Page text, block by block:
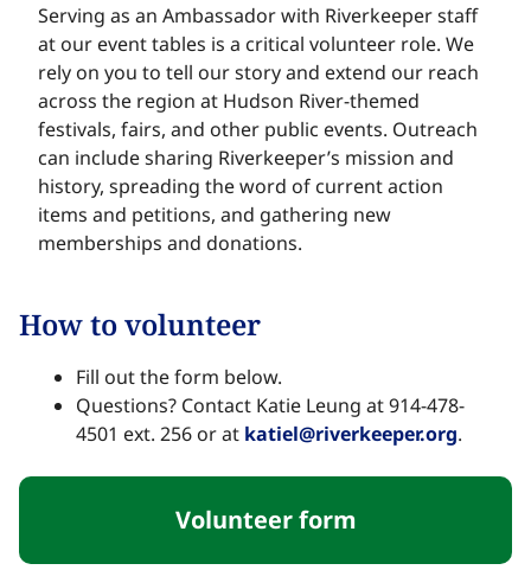
Serving as an Ambassador with Riverkeeper staff
at our event tables is a critical volunteer role. We
rely on you to tell our story and extend our reach
across the region at Hudson River-themed
festivals, fairs, and other public events. Outreach
can include sharing Riverkeeper’s mission and
history, spreading the word of current action
items and petitions, and gathering new
memberships and donations.​​​​‌ ‍ ​‍​‍‌‍ ‌ ​‍‌‍‍‌‌‍‌ ‌‍‍‌‌‍ ‍​‍​‍​ ‍‍​‍​‍‌ ​ ‌‍​‌‌‍ ‍‌‍‍‌‌ ‌​‌ ‍‌​‍ ‍‌‍‍‌‌‍ ​‍​‍​‍ ​​‍​‍‌‍‍​‌ ​‍‌‍‌‌‌‍‌‍​‍​‍​ ‍‍​‍​‍‌‍‍​‌ ‌​‌ ‌​‌ ​​‌ ​ ​ ‍‍​‍ ​‍ ‌‍​ ‌‍ ‌‌ ​ ​‍ ‍‌‍ ‌‌‍​‌‌‍‍‌‌‍ ‍​‍ ‍​ ​‍​ ​​​ ​‍​ ‌​‌ ​‍‌‍‌‌‌‍‌​‌‍‌‌‌ ​ ‌‍‍‌‌‍‌ ‌‍ ‍​‍ ‍‌ ​‍‌‍‍‌‌ ‌‍‌‍‌‌‌ ​‍‌‍‍ ‌‍‌‌‌‍‌‌‌ ​​‌‍‌‌‌ ​‍​‍ ‍‌‍ ‌ ​‍‌‍‌ ​‍ ‌‍‍‌‌‍ ‍‌ ‌​‌‍‌‌‌‍ ‍‌ ‌​​‍ ‌‍‌‌‌‍‌​‌‍‍‌‌ ‌​​‍ ‌‍ ‌‌‍ ‌‍‌​‌‍‌‌​ ‌‌ ​​‌ ​‍‌‍‌‌‌ ​ ‌‍‌‌‌‍ ‍‌ ‌​‌‍​‌‌ ‌​‌‍‍‌‌‍ ‌‍ ‍​ ‍ ‌‍‍‌‌‍‌​​ ‌‌‍​ ​ ‌ ‌‍​‍​ ​​‌‍‌‍​ ​​​ ‍​‌‍‌‌​‍ ‌‌‍​‌​ ‍‌‌‍‌‌​ ‍​​‍ ‌​ ‌​​ ‍‌​ ‌‍​ ​‍​‍ ‌​ ‍‌​ ‌‌‌‍‌‍‌‍​‌​‍ ‌​ ‍​​ ‌‌​ ​ ​ ‌‍​ ‍‌​ ‌‍​ ‌‌‌‍​‌‌‍‌‌​ ​‍‌‍​‍‌‍​‌​ ‍ ‌ ‌​‌ ‍‌‌ ​​‌‍‌‌​ ‌‌ ‌‍‌‍ ‌‍ ​‌ ‌‌‌‍ ‍‌ ‌​‌‍‌‌‌‍‌‌‌ ​‍‌​‍‌‌ ‌​‌‍‌‌‌‍ ‌​ ‍ ‌ ​​‌‍​‌‌ ‌​‌‍‍​​ ‌‌‍​ ‌‍ ‌‍ ‍‌ ‌​‌‍‌‌‌‍ ‍‌ ‌​​‍‌‌​ ‌‌‌​​‍‌‌ ‌‍‍ ‌‍‌‌‌ ‍‌​‍‌‌​ ​ ‌​‌​​‍‌‌​ ​ ‌​‌​​‍‌‌​ ​‍​ ​‍​ ‍‌‌‍‌‌‌‍​ ‌‍​‌‌‍​‍‌‍‌‌​ ​‍​ ‌‌‌‍​‌​ ‌‌‌‍​‍‌‍‌‍​‍‌‌​ ​‍​ ​‍​‍‌‌​ ‌‌‌​‌​​‍ ‍‌‍​ ‌‍‍​‌‍‍‌‌‍ ​‌‍‌​‌ ​‍‌‍‌‌‌‍ ‍​‍‌‌​ ‌‌‌​​‍‌‌ ‌‍‍ ‌‍‌‌‌ ‍‌​‍‌‌​ ​ ‌​‌​​‍‌‌​ ​ ‌​‌​​‍‌‌​ ​‍​ ​‍​ ​‌​ ‌‌​ ‌‌​ ‌​‌‍‌​‌‍​ ​ ‌‍‌‍‌‌‌‍​ ​ ​‌​ ‍‌​ ‍​​ ​​​‍‌‌​ ​‍​ ​‍​‍‌‌​ ‌‌‌​‌​​‍ ‍‌ ‌​‌‍‌‌‌ ‍​‌ ‌​​ ‌‍​‍‌‍​‌‌ ​ ‌‍‌‌‌‌‌‌‌ ​‍‌‍ ​​ ‌‌‍‍​‌ ‌​‌ ‌​‌ ​​‌ ​ ​‍‌‌​ ​ ‌​​‌​‍‌‌​ ​‍‌​‌‍​‍‌‌​ ​‍‌​‌‍‌‍​ ‌‍ ‌‌ ​ ​‍ ‍‌‍ ‌‌‍​‌‌‍‍‌‌‍ ‍​‍ ‍​ ​‍​ ​​​ ​‍​ ‌​‌ ​‍‌‍‌‌‌‍‌​‌‍‌‌‌ ​ ‌‍‍‌‌‍‌ ‌‍ ‍​‍ ‍‌ ​‍‌‍‍‌‌ ‌‍‌‍‌‌‌ ​‍‌‍‍ ‌‍‌‌‌‍‌‌‌ ​​‌‍‌‌‌ ​‍​‍ ‍‌‍ ‌ ​‍‌‍‌ ​‍‌‍‌‍‍‌‌‍‌​​ ‌‌‍​ ​ ‌ ‌‍​‍​ ​​‌‍‌‍​ ​​​ ‍​‌‍‌‌​‍ ‌‌‍​‌​ ‍‌‌‍‌‌​ ‍​​‍ ‌​ ‌​​ ‍‌​ ‌‍​ ​‍​‍ ‌​ ‍‌​ ‌‌‌‍‌‍‌‍​‌​‍ ‌​ ‍​​ ‌‌​ ​ ​ ‌‍​ ‍‌​ ‌‍​ ‌‌‌‍​‌‌‍‌‌​ ​‍‌‍​‍‌‍​‌​‍‌‍‌ ‌​‌ ‍‌‌ ​​‌‍‌‌​ ‌‌ ‌‍‌‍ ‌‍ ​‌ ‌‌‌‍ ‍‌ ‌​‌‍‌‌‌‍‌‌‌ ​‍‌​‍‌‌ ‌​‌‍‌‌‌‍ ‌​‍‌‍‌ ​​‌‍​‌‌ ‌​‌‍‍​​ ‌‌‍​ ‌‍ ‌‍ ‍‌ ‌​‌‍‌‌‌‍ ‍‌ ‌​​‍‌‌​ ‌‌‌​​‍‌‌ ‌‍‍ ‌‍‌‌‌ ‍‌​‍‌‌​ ​ ‌​‌​​‍‌‌​ ​ ‌​‌​​‍‌‌​ ​‍​ ​‍​ ‍‌‌‍‌‌‌‍​ ‌‍​‌‌‍​‍‌‍‌‌​ ​‍​ ‌‌‌‍​‌​ ‌‌‌‍​‍‌‍‌‍​‍‌‌​ ​‍​ ​‍​‍‌‌​ ‌‌‌​‌​​‍ ‍‌‍​ ‌‍‍​‌‍‍‌‌‍ ​‌‍‌​‌ ​‍‌‍‌‌‌‍ ‍​‍‌‌​ ‌‌‌​​‍‌‌ ‌‍‍ ‌‍‌‌‌ ‍‌​‍‌‌​ ​ ‌​‌​​‍‌‌​ ​ ‌​‌​​‍‌‌​ ​‍​ ​‍​ ​‌​ ‌‌​ ‌‌​ ‌​‌‍‌​‌‍​ ​ ‌‍‌‍‌‌‌‍​ ​ ​‌​ ‍‌​ ‍​​ ​​​‍‌‌​ ​‍​ ​‍​‍‌‌​ ‌‌‌​‌​​‍ ‍‌ ‌​‌‍‌‌‌ ‍​‌ ‌​​‍‌‍‌ ​​‌‍‌‌‌ ​‍‌ ​ ‌ ​​‌‍‌‌‌‍​ ‌ ‌​‌‍‍‌‌ ‌‍‌‍‌‌​ ‌‌ ​​‌ ‌‌‌‍​‍‌‍ ​‌‍‍‌‌ ​ ‌‍‍​‌‍‌‌‌‍‌​​‍​‍‌ ‌
How to volunteer​​​​‌ ‍ ​‍​‍‌‍ ‌ ​‍‌‍‍‌‌‍‌ ‌‍‍‌‌‍ ‍​‍​‍​ ‍‍​‍​‍‌ ​ ‌‍​‌‌‍ ‍‌‍‍‌‌ ‌​‌ ‍‌​‍ ‍‌‍‍‌‌‍ ​‍​‍​‍ ​​‍​‍‌‍‍​‌ ​‍‌‍‌‌‌‍‌‍​‍​‍​ ‍‍​‍​‍‌‍‍​‌ ‌​‌ ‌​‌ ​​‌ ​ ​ ‍‍​‍ ​‍ ‌‍​ ‌‍ ‌‌ ​ ​‍ ‍‌‍ ‌‌‍​‌‌‍‍‌‌‍ ‍​‍ ‍​ ​‍​ ​​​ ​‍​ ‌​‌ ​‍‌‍‌‌‌‍‌​‌‍‌‌‌ ​ ‌‍‍‌‌‍‌ ‌‍ ‍​‍ ‍‌ ​‍‌‍‍‌‌ ‌‍‌‍‌‌‌ ​‍‌‍‍ ‌‍‌‌‌‍‌‌‌ ​​‌‍‌‌‌ ​‍​‍ ‍‌‍ ‌ ​‍‌‍‌ ​‍ ‌‍‍‌‌‍ ‍‌ ‌​‌‍‌‌‌‍ ‍‌ ‌​​‍ ‌‍‌‌‌‍‌​‌‍‍‌‌ ‌​​‍ ‌‍ ‌‌‍ ‌‍‌​‌‍‌‌​ ‌‌ ​​‌ ​‍‌‍‌‌‌ ​ ‌‍‌‌‌‍ ‍‌ ‌​‌‍​‌‌ ‌​‌‍‍‌‌‍ ‌‍ ‍​ ‍ ‌‍‍‌‌‍‌​​ ‌‌‍​ ​ ‌ ‌‍​‍​ ​​‌‍‌‍​ ​​​ ‍​‌‍‌‌​‍ ‌‌‍​‌​ ‍‌‌‍‌‌​ ‍​​‍ ‌​ ‌​​ ‍‌​ ‌‍​ ​‍​‍ ‌​ ‍‌​ ‌‌‌‍‌‍‌‍​‌​‍ ‌​ ‍​​ ‌‌​ ​ ​ ‌‍​ ‍‌​ ‌‍​ ‌‌‌‍​‌‌‍‌‌​ ​‍‌‍​‍‌‍​‌​ ‍ ‌ ‌​‌ ‍‌‌ ​​‌‍‌‌​ ‌‌ ‌‍‌‍ ‌‍ ​‌ ‌‌‌‍ ‍‌ ‌​‌‍‌‌‌‍‌‌‌ ​‍‌​‍‌‌ ‌​‌‍‌‌‌‍ ‌​ ‍ ‌ ​​‌‍​‌‌ ‌​‌‍‍​​ ‌‌ ​ ‌‍‍‌‌‍‌​‌‍‌‌‌‍​‍‌‍​‌‌ ​‍​‍ ‍‌ ‌​‌‍‍‌‌ ‌​‌‍ ​‌‍‌‌​ ‌‍​‍‌‍​‌‌ ​ ‌‍‌‌‌‌‌‌‌ ​‍‌‍ ​​ ‌‌‍‍​‌ ‌​‌ ‌​‌ ​​‌ ​ ​‍‌‌​ ​ ‌​​‌​‍‌‌​ ​‍‌​‌‍​‍‌‌​ ​‍‌​‌‍‌‍​ ‌‍ ‌‌ ​ ​‍ ‍‌‍ ‌‌‍​‌‌‍‍‌‌‍ ‍​‍ ‍​ ​‍​ ​​​ ​‍​ ‌​‌ ​‍‌‍‌‌‌‍‌​‌‍‌‌‌ ​ ‌‍‍‌‌‍‌ ‌‍ ‍​‍ ‍‌ ​‍‌‍‍‌‌ ‌‍‌‍‌‌‌ ​‍‌‍‍ ‌‍‌‌‌‍‌‌‌ ​​‌‍‌‌‌ ​‍​‍ ‍‌‍ ‌ ​‍‌‍‌ ​‍‌‍‌‍‍‌‌‍‌​​ ‌‌‍​ ​ ‌ ‌‍​‍​ ​​‌‍‌‍​ ​​​ ‍​‌‍‌‌​‍ ‌‌‍​‌​ ‍‌‌‍‌‌​ ‍​​‍ ‌​ ‌​​ ‍‌​ ‌‍​ ​‍​‍ ‌​ ‍‌​ ‌‌‌‍‌‍‌‍​‌​‍ ‌​ ‍​​ ‌‌​ ​ ​ ‌‍​ ‍‌​ ‌‍​ ‌‌‌‍​‌‌‍‌‌​ ​‍‌‍​‍‌‍​‌​‍‌‍‌ ‌​‌ ‍‌‌ ​​‌‍‌‌​ ‌‌ ‌‍‌‍ ‌‍ ​‌ ‌‌‌‍ ‍‌ ‌​‌‍‌‌‌‍‌‌‌ ​‍‌​‍‌‌ ‌​‌‍‌‌‌‍ ‌​‍‌‍‌ ​​‌‍​‌‌ ‌​‌‍‍​​ ‌‌ ​ ‌‍‍‌‌‍‌​‌‍‌‌‌‍​‍‌‍​‌‌ ​‍​‍ ‍‌ ‌​‌‍‍‌‌ ‌​‌‍ ​‌‍‌‌​‍‌‍‌ ​​‌‍‌‌‌ ​‍‌ ​ ‌ ​​‌‍‌‌‌‍​ ‌ ‌​‌‍‍‌‌ ‌‍‌‍‌‌​ ‌‌ ​​‌ ‌‌‌‍​‍‌‍ ​‌‍‍‌‌ ​ ‌‍‍​‌‍‌‌‌‍‌​​‍​‍‌ ‌
Fill out the form below.​​​​‌ ‍ ​‍​‍‌‍ ‌ ​‍‌‍‍‌‌‍‌ ‌‍‍‌‌‍ ‍​‍​‍​ ‍‍​‍​‍‌ ​ ‌‍​‌‌‍ ‍‌‍‍‌‌ ‌​‌ ‍‌​‍ ‍‌‍‍‌‌‍ ​‍​‍​‍ ​​‍​‍‌‍‍​‌ ​‍‌‍‌‌‌‍‌‍​‍​‍​ ‍‍​‍​‍‌‍‍​‌ ‌​‌ ‌​‌ ​​‌ ​ ​ ‍‍​‍ ​‍ ‌‍​ ‌‍ ‌‌ ​ ​‍ ‍‌‍ ‌‌‍​‌‌‍‍‌‌‍ ‍​‍ ‍​ ​‍​ ​​​ ​‍​ ‌​‌ ​‍‌‍‌‌‌‍‌​‌‍‌‌‌ ​ ‌‍‍‌‌‍‌ ‌‍ ‍​‍ ‍‌ ​‍‌‍‍‌‌ ‌‍‌‍‌‌‌ ​‍‌‍‍ ‌‍‌‌‌‍‌‌‌ ​​‌‍‌‌‌ ​‍​‍ ‍‌‍ ‌ ​‍‌‍‌ ​‍ ‌‍‍‌‌‍ ‍‌ ‌​‌‍‌‌‌‍ ‍‌ ‌​​‍ ‌‍‌‌‌‍‌​‌‍‍‌‌ ‌​​‍ ‌‍ ‌‌‍ ‌‍‌​‌‍‌‌​ ‌‌ ​​‌ ​‍‌‍‌‌‌ ​ ‌‍‌‌‌‍ ‍‌ ‌​‌‍​‌‌ ‌​‌‍‍‌‌‍ ‌‍ ‍​ ‍ ‌‍‍‌‌‍‌​​ ‌‌‍​ ​ ‌ ‌‍​‍​ ​​‌‍‌‍​ ​​​ ‍​‌‍‌‌​‍ ‌‌‍​‌​ ‍‌‌‍‌‌​ ‍​​‍ ‌​ ‌​​ ‍‌​ ‌‍​ ​‍​‍ ‌​ ‍‌​ ‌‌‌‍‌‍‌‍​‌​‍ ‌​ ‍​​ ‌‌​ ​ ​ ‌‍​ ‍‌​ ‌‍​ ‌‌‌‍​‌‌‍‌‌​ ​‍‌‍​‍‌‍​‌​ ‍ ‌ ‌​‌ ‍‌‌ ​​‌‍‌‌​ ‌‌ ‌‍‌‍ ‌‍ ​‌ ‌‌‌‍ ‍‌ ‌​‌‍‌‌‌‍‌‌‌ ​‍‌​‍‌‌ ‌​‌‍‌‌‌‍ ‌​ ‍ ‌ ​​‌‍​‌‌ ‌​‌‍‍​​ ‌‌ ​ ‌‍‍‌‌‍‌​‌‍‌‌‌‍​‍‌‍​‌‌ ​‍​‍ ‍‌‍​ ‌‍ ‌‍ ‍‌ ‌​‌‍‌‌‌‍ ‍‌ ‌​​‍‌‌​ ‌‌‌​​‍‌‌ ‌‍‍ ‌‍‌‌‌ ‍‌​‍‌‌​ ​ ‌​‌​​‍‌‌​ ​ ‌​‌​​‍‌‌​ ​‍​ ​‍‌‍‌‌​ ​‌​ ​​​ ‌ ​ ‌ ​ ​ ​ ​ ​ ‌‍​ ‍‌‌‍​‍‌‍​‌​ ​‍​‍‌‌​ ​‍​ ​‍​‍‌‌​ ‌‌‌​‌​​‍ ‍‌‍​ ‌‍‍​‌‍‍‌‌‍ ​‌‍‌​‌ ​‍‌‍‌‌‌‍ ‍​‍‌‌​ ‌‌‌​​‍‌‌ ‌‍‍ ‌‍‌‌‌ ‍‌​‍‌‌​ ​ ‌​‌​​‍‌‌​ ​ ‌​‌​​‍‌‌​ ​‍​ ​‍‌‍‌‌​ ‍‌​ ‌‌​ ‍​‌‍‌​​ ​‌​ ​‌​ ‌​​ ‍‌​ ‍​​ ‌ ​ ​‍​ ​​​‍‌‌​ ​‍​ ​‍​‍‌‌​ ‌‌‌​‌​​‍ ‍‌ ‌​‌‍‌‌‌ ‍​‌ ‌​​ ‌‍​‍‌‍​‌‌ ​ ‌‍‌‌‌‌‌‌‌ ​‍‌‍ ​​ ‌‌‍‍​‌ ‌​‌ ‌​‌ ​​‌ ​ ​‍‌‌​ ​ ‌​​‌​‍‌‌​ ​‍‌​‌‍​‍‌‌​ ​‍‌​‌‍‌‍​ ‌‍ ‌‌ ​ ​‍ ‍‌‍ ‌‌‍​‌‌‍‍‌‌‍ ‍​‍ ‍​ ​‍​ ​​​ ​‍​ ‌​‌ ​‍‌‍‌‌‌‍‌​‌‍‌‌‌ ​ ‌‍‍‌‌‍‌ ‌‍ ‍​‍ ‍‌ ​‍‌‍‍‌‌ ‌‍‌‍‌‌‌ ​‍‌‍‍ ‌‍‌‌‌‍‌‌‌ ​​‌‍‌‌‌ ​‍​‍ ‍‌‍ ‌ ​‍‌‍‌ ​‍‌‍‌‍‍‌‌‍‌​​ ‌‌‍​ ​ ‌ ‌‍​‍​ ​​‌‍‌‍​ ​​​ ‍​‌‍‌‌​‍ ‌‌‍​‌​ ‍‌‌‍‌‌​ ‍​​‍ ‌​ ‌​​ ‍‌​ ‌‍​ ​‍​‍ ‌​ ‍‌​ ‌‌‌‍‌‍‌‍​‌​‍ ‌​ ‍​​ ‌‌​ ​ ​ ‌‍​ ‍‌​ ‌‍​ ‌‌‌‍​‌‌‍‌‌​ ​‍‌‍​‍‌‍​‌​‍‌‍‌ ‌​‌ ‍‌‌ ​​‌‍‌‌​ ‌‌ ‌‍‌‍ ‌‍ ​‌ ‌‌‌‍ ‍‌ ‌​‌‍‌‌‌‍‌‌‌ ​‍‌​‍‌‌ ‌​‌‍‌‌‌‍ ‌​‍‌‍‌ ​​‌‍​‌‌ ‌​‌‍‍​​ ‌‌ ​ ‌‍‍‌‌‍‌​‌‍‌‌‌‍​‍‌‍​‌‌ ​‍​‍ ‍‌‍​ ‌‍ ‌‍ ‍‌ ‌​‌‍‌‌‌‍ ‍‌ ‌​​‍‌‌​ ‌‌‌​​‍‌‌ ‌‍‍ ‌‍‌‌‌ ‍‌​‍‌‌​ ​ ‌​‌​​‍‌‌​ ​ ‌​‌​​‍‌‌​ ​‍​ ​‍‌‍‌‌​ ​‌​ ​​​ ‌ ​ ‌ ​ ​ ​ ​ ​ ‌‍​ ‍‌‌‍​‍‌‍​‌​ ​‍​‍‌‌​ ​‍​ ​‍​‍‌‌​ ‌‌‌​‌​​‍ ‍‌‍​ ‌‍‍​‌‍‍‌‌‍ ​‌‍‌​‌ ​‍‌‍‌‌‌‍ ‍​‍‌‌​ ‌‌‌​​‍‌‌ ‌‍‍ ‌‍‌‌‌ ‍‌​‍‌‌​ ​ ‌​‌​​‍‌‌​ ​ ‌​‌​​‍‌‌​ ​‍​ ​‍‌‍‌‌​ ‍‌​ ‌‌​ ‍​‌‍‌​​ ​‌​ ​‌​ ‌​​ ‍‌​ ‍​​ ‌ ​ ​‍​ ​​​‍‌‌​ ​‍​ ​‍​‍‌‌​ ‌‌‌​‌​​‍ ‍‌ ‌​‌‍‌‌‌ ‍​‌ ‌​​‍‌‍‌ ​​‌‍‌‌‌ ​‍‌ ​ ‌ ​​‌‍‌‌‌‍​ ‌ ‌​‌‍‍‌‌ ‌‍‌‍‌‌​ ‌‌ ​​‌ ‌‌‌‍​‍‌‍ ​‌‍‍‌‌ ​ ‌‍‍​‌‍‌‌‌‍‌​​‍​‍‌ ‌
Questions? Contact Katie Leung at 914-478-
4501 ext. 256 or at ​​​​‌ ‍ ​‍​‍‌‍ ‌ ​‍‌‍‍‌‌‍‌ ‌‍‍‌‌‍ ‍​‍​‍​ ‍‍​‍​‍‌ ​ ‌‍​‌‌‍ ‍‌‍‍‌‌ ‌​‌ ‍‌​‍ ‍‌‍‍‌‌‍ ​‍​‍​‍ ​​‍​‍‌‍‍​‌ ​‍‌‍‌‌‌‍‌‍​‍​‍​ ‍‍​‍​‍‌‍‍​‌ ‌​‌ ‌​‌ ​​‌ ​ ​ ‍‍​‍ ​‍ ‌‍​ ‌‍ ‌‌ ​ ​‍ ‍‌‍ ‌‌‍​‌‌‍‍‌‌‍ ‍​‍ ‍​ ​‍​ ​​​ ​‍​ ‌​‌ ​‍‌‍‌‌‌‍‌​‌‍‌‌‌ ​ ‌‍‍‌‌‍‌ ‌‍ ‍​‍ ‍‌ ​‍‌‍‍‌‌ ‌‍‌‍‌‌‌ ​‍‌‍‍ ‌‍‌‌‌‍‌‌‌ ​​‌‍‌‌‌ ​‍​‍ ‍‌‍ ‌ ​‍‌‍‌ ​‍ ‌‍‍‌‌‍ ‍‌ ‌​‌‍‌‌‌‍ ‍‌ ‌​​‍ ‌‍‌‌‌‍‌​‌‍‍‌‌ ‌​​‍ ‌‍ ‌‌‍ ‌‍‌​‌‍‌‌​ ‌‌ ​​‌ ​‍‌‍‌‌‌ ​ ‌‍‌‌‌‍ ‍‌ ‌​‌‍​‌‌ ‌​‌‍‍‌‌‍ ‌‍ ‍​ ‍ ‌‍‍‌‌‍‌​​ ‌‌‍​ ​ ‌ ‌‍​‍​ ​​‌‍‌‍​ ​​​ ‍​‌‍‌‌​‍ ‌‌‍​‌​ ‍‌‌‍‌‌​ ‍​​‍ ‌​ ‌​​ ‍‌​ ‌‍​ ​‍​‍ ‌​ ‍‌​ ‌‌‌‍‌‍‌‍​‌​‍ ‌​ ‍​​ ‌‌​ ​ ​ ‌‍​ ‍‌​ ‌‍​ ‌‌‌‍​‌‌‍‌‌​ ​‍‌‍​‍‌‍​‌​ ‍ ‌ ‌​‌ ‍‌‌ ​​‌‍‌‌​ ‌‌ ‌‍‌‍ ‌‍ ​‌ ‌‌‌‍ ‍‌ ‌​‌‍‌‌‌‍‌‌‌ ​‍‌​‍‌‌ ‌​‌‍‌‌‌‍ ‌​ ‍ ‌ ​​‌‍​‌‌ ‌​‌‍‍​​ ‌‌ ​ ‌‍‍‌‌‍‌​‌‍‌‌‌‍​‍‌‍​‌‌ ​‍​‍ ‍‌‍​ ‌‍ ‌‍ ‍‌ ‌​‌‍‌‌‌‍ ‍‌ ‌​​‍‌‌​ ‌‌‌​​‍‌‌ ‌‍‍ ‌‍‌‌‌ ‍‌​‍‌‌​ ​ ‌​‌​​‍‌‌​ ​ ‌​‌​​‍‌‌​ ​‍​ ​‍‌‍‌​‌‍​‍‌‍​‌​ ‌‌​ ‍‌​ ​ ‌‍‌​‌‍​ ‌‍‌‍​ ​‌​ ​‌​ ‍‌​‍‌‌​ ​‍​ ​‍​‍‌‌​ ‌‌‌​‌​​‍ ‍‌‍​ ‌‍‍​‌‍‍‌‌‍ ​‌‍‌​‌ ​‍‌‍‌‌‌‍ ‍​‍‌‌​ ‌‌‌​​‍‌‌ ‌‍‍ ‌‍‌‌‌ ‍‌​‍‌‌​ ​ ‌​‌​​‍‌‌​ ​ ‌​‌​​‍‌‌​ ​‍​ ​‍​ ​‍‌‍‌‍​ ‍​​ ​‍‌‍​‍​ ​ ‌‍​ ​ ​‍​ ​‍‌‍‌‍​ ​​​ ‌ ​ ​​​‍‌‌​ ​‍​ ​‍​‍‌‌​ ‌‌‌​‌​​‍ ‍‌ ‌​‌‍‌‌‌ ‍​‌ ‌​​ ‌‍​‍‌‍​‌‌ ​ ‌‍‌‌‌‌‌‌‌ ​‍‌‍ ​​ ‌‌‍‍​‌ ‌​‌ ‌​‌ ​​‌ ​ ​‍‌‌​ ​ ‌​​‌​‍‌‌​ ​‍‌​‌‍​‍‌‌​ ​‍‌​‌‍‌‍​ ‌‍ ‌‌ ​ ​‍ ‍‌‍ ‌‌‍​‌‌‍‍‌‌‍ ‍​‍ ‍​ ​‍​ ​​​ ​‍​ ‌​‌ ​‍‌‍‌‌‌‍‌​‌‍‌‌‌ ​ ‌‍‍‌‌‍‌ ‌‍ ‍​‍ ‍‌ ​‍‌‍‍‌‌ ‌‍‌‍‌‌‌ ​‍‌‍‍ ‌‍‌‌‌‍‌‌‌ ​​‌‍‌‌‌ ​‍​‍ ‍‌‍ ‌ ​‍‌‍‌ ​‍‌‍‌‍‍‌‌‍‌​​ ‌‌‍​ ​ ‌ ‌‍​‍​ ​​‌‍‌‍​ ​​​ ‍​‌‍‌‌​‍ ‌‌‍​‌​ ‍‌‌‍‌‌​ ‍​​‍ ‌​ ‌​​ ‍‌​ ‌‍​ ​‍​‍ ‌​ ‍‌​ ‌‌‌‍‌‍‌‍​‌​‍ ‌​ ‍​​ ‌‌​ ​ ​ ‌‍​ ‍‌​ ‌‍​ ‌‌‌‍​‌‌‍‌‌​ ​‍‌‍​‍‌‍​‌​‍‌‍‌ ‌​‌ ‍‌‌ ​​‌‍‌‌​ ‌‌ ‌‍‌‍ ‌‍ ​‌ ‌‌‌‍ ‍‌ ‌​‌‍‌‌‌‍‌‌‌ ​‍‌​‍‌‌ ‌​‌‍‌‌‌‍ ‌​‍‌‍‌ ​​‌‍​‌‌ ‌​‌‍‍​​ ‌‌ ​ ‌‍‍‌‌‍‌​‌‍‌‌‌‍​‍‌‍​‌‌ ​‍​‍ ‍‌‍​ ‌‍ ‌‍ ‍‌ ‌​‌‍‌‌‌‍ ‍‌ ‌​​‍‌‌​ ‌‌‌​​‍‌‌ ‌‍‍ ‌‍‌‌‌ ‍‌​‍‌‌​ ​ ‌​‌​​‍‌‌​ ​ ‌​‌​​‍‌‌​ ​‍​ ​‍‌‍‌​‌‍​‍‌‍​‌​ ‌‌​ ‍‌​ ​ ‌‍‌​‌‍​ ‌‍‌‍​ ​‌​ ​‌​ ‍‌​‍‌‌​ ​‍​ ​‍​‍‌‌​ ‌‌‌​‌​​‍ ‍‌‍​ ‌‍‍​‌‍‍‌‌‍ ​‌‍‌​‌ ​‍‌‍‌‌‌‍ ‍​‍‌‌​ ‌‌‌​​‍‌‌ ‌‍‍ ‌‍‌‌‌ ‍‌​‍‌‌​ ​ ‌​‌​​‍‌‌​ ​ ‌​‌​​‍‌‌​ ​‍​ ​‍​ ​‍‌‍‌‍​ ‍​​ ​‍‌‍​‍​ ​ ‌‍​ ​ ​‍​ ​‍‌‍‌‍​ ​​​ ‌ ​ ​​​‍‌‌​ ​‍​ ​‍​‍‌‌​ ‌‌‌​‌​​‍ ‍‌ ‌​‌‍‌‌‌ ‍​‌ ‌​​‍‌‍‌ ​​‌‍‌‌‌ ​‍‌ ​ ‌ ​​‌‍‌‌‌‍​ ‌ ‌​‌‍‍‌‌ ‌‍‌‍‌‌​ ‌‌ ​​‌ ‌‌‌‍​‍‌‍ ​‌‍‍‌‌ ​ ‌‍‍​‌‍‌‌‌‍‌​​‍​‍‌ ‌ katiel@riverkeeper.org​​​​‌ ‍ ​‍​‍‌‍ ‌ ​‍‌‍‍‌‌‍‌ ‌‍‍‌‌‍ ‍​‍​‍​ ‍‍​‍​‍‌ ​ ‌‍​‌‌‍ ‍‌‍‍‌‌ ‌​‌ ‍‌​‍ ‍‌‍‍‌‌‍ ​‍​‍​‍ ​​‍​‍‌‍‍​‌ ​‍‌‍‌‌‌‍‌‍​‍​‍​ ‍‍​‍​‍‌‍‍​‌ ‌​‌ ‌​‌ ​​‌ ​ ​ ‍‍​‍ ​‍ ‌‍​ ‌‍ ‌‌ ​ ​‍ ‍‌‍ ‌‌‍​‌‌‍‍‌‌‍ ‍​‍ ‍​ ​‍​ ​​​ ​‍​ ‌​‌ ​‍‌‍‌‌‌‍‌​‌‍‌‌‌ ​ ‌‍‍‌‌‍‌ ‌‍ ‍​‍ ‍‌ ​‍‌‍‍‌‌ ‌‍‌‍‌‌‌ ​‍‌‍‍ ‌‍‌‌‌‍‌‌‌ ​​‌‍‌‌‌ ​‍​‍ ‍‌‍ ‌ ​‍‌‍‌ ​‍ ‌‍‍‌‌‍ ‍‌ ‌​‌‍‌‌‌‍ ‍‌ ‌​​‍ ‌‍‌‌‌‍‌​‌‍‍‌‌ ‌​​‍ ‌‍ ‌‌‍ ‌‍‌​‌‍‌‌​ ‌‌ ​​‌ ​‍‌‍‌‌‌ ​ ‌‍‌‌‌‍ ‍‌ ‌​‌‍​‌‌ ‌​‌‍‍‌‌‍ ‌‍ ‍​ ‍ ‌‍‍‌‌‍‌​​ ‌‌‍​ ​ ‌ ‌‍​‍​ ​​‌‍‌‍​ ​​​ ‍​‌‍‌‌​‍ ‌‌‍​‌​ ‍‌‌‍‌‌​ ‍​​‍ ‌​ ‌​​ ‍‌​ ‌‍​ ​‍​‍ ‌​ ‍‌​ ‌‌‌‍‌‍‌‍​‌​‍ ‌​ ‍​​ ‌‌​ ​ ​ ‌‍​ ‍‌​ ‌‍​ ‌‌‌‍​‌‌‍‌‌​ ​‍‌‍​‍‌‍​‌​ ‍ ‌ ‌​‌ ‍‌‌ ​​‌‍‌‌​ ‌‌ ‌‍‌‍ ‌‍ ​‌ ‌‌‌‍ ‍‌ ‌​‌‍‌‌‌‍‌‌‌ ​‍‌​‍‌‌ ‌​‌‍‌‌‌‍ ‌​ ‍ ‌ ​​‌‍​‌‌ ‌​‌‍‍​​ ‌‌ ​ ‌‍‍‌‌‍‌​‌‍‌‌‌‍​‍‌‍​‌‌ ​‍​‍ ‍‌‍​ ‌‍ ‌‍ ‍‌ ‌​‌‍‌‌‌‍ ‍‌ ‌​​‍‌‌​ ‌‌‌​​‍‌‌ ‌‍‍ ‌‍‌‌‌ ‍‌​‍‌‌​ ​ ‌​‌​​‍‌‌​ ​ ‌​‌​​‍‌‌​ ​‍​ ​‍‌‍‌​‌‍​‍‌‍​‌​ ‌‌​ ‍‌​ ​ ‌‍‌​‌‍​ ‌‍‌‍​ ​‌​ ​‌​ ‍‌​‍‌‌​ ​‍​ ​‍​‍‌‌​ ‌‌‌​‌​​‍ ‍‌‍​ ‌‍‍​‌‍‍‌‌‍ ​‌‍‌​‌ ​‍‌‍‌‌‌‍ ‍​‍‌‌​ ‌‌‌​​‍‌‌ ‌‍‍ ‌‍‌‌‌ ‍‌​‍‌‌​ ​ ‌​‌​​‍‌‌​ ​ ‌​‌​​‍‌‌​ ​‍​ ​‍​ ​‍‌‍‌‍​ ‍​​ ​‍‌‍​‍​ ​ ‌‍​ ​ ​‍​ ​‍‌‍‌‍​ ​​​ ‌ ​ ​‌​‍‌‌​ ​‍​ ​‍​‍‌‌​ ‌‌‌​‌​​‍ ‍‌ ‌​‌‍‌‌‌ ‍​‌ ‌​​ ‌‍​‍‌‍​‌‌ ​ ‌‍‌‌‌‌‌‌‌ ​‍‌‍ ​​ ‌‌‍‍​‌ ‌​‌ ‌​‌ ​​‌ ​ ​‍‌‌​ ​ ‌​​‌​‍‌‌​ ​‍‌​‌‍​‍‌‌​ ​‍‌​‌‍‌‍​ ‌‍ ‌‌ ​ ​‍ ‍‌‍ ‌‌‍​‌‌‍‍‌‌‍ ‍​‍ ‍​ ​‍​ ​​​ ​‍​ ‌​‌ ​‍‌‍‌‌‌‍‌​‌‍‌‌‌ ​ ‌‍‍‌‌‍‌ ‌‍ ‍​‍ ‍‌ ​‍‌‍‍‌‌ ‌‍‌‍‌‌‌ ​‍‌‍‍ ‌‍‌‌‌‍‌‌‌ ​​‌‍‌‌‌ ​‍​‍ ‍‌‍ ‌ ​‍‌‍‌ ​‍‌‍‌‍‍‌‌‍‌​​ ‌‌‍​ ​ ‌ ‌‍​‍​ ​​‌‍‌‍​ ​​​ ‍​‌‍‌‌​‍ ‌‌‍​‌​ ‍‌‌‍‌‌​ ‍​​‍ ‌​ ‌​​ ‍‌​ ‌‍​ ​‍​‍ ‌​ ‍‌​ ‌‌‌‍‌‍‌‍​‌​‍ ‌​ ‍​​ ‌‌​ ​ ​ ‌‍​ ‍‌​ ‌‍​ ‌‌‌‍​‌‌‍‌‌​ ​‍‌‍​‍‌‍​‌​‍‌‍‌ ‌​‌ ‍‌‌ ​​‌‍‌‌​ ‌‌ ‌‍‌‍ ‌‍ ​‌ ‌‌‌‍ ‍‌ ‌​‌‍‌‌‌‍‌‌‌ ​‍‌​‍‌‌ ‌​‌‍‌‌‌‍ ‌​‍‌‍‌ ​​‌‍​‌‌ ‌​‌‍‍​​ ‌‌ ​ ‌‍‍‌‌‍‌​‌‍‌‌‌‍​‍‌‍​‌‌ ​‍​‍ ‍‌‍​ ‌‍ ‌‍ ‍‌ ‌​‌‍‌‌‌‍ ‍‌ ‌​​‍‌‌​ ‌‌‌​​‍‌‌ ‌‍‍ ‌‍‌‌‌ ‍‌​‍‌‌​ ​ ‌​‌​​‍‌‌​ ​ ‌​‌​​‍‌‌​ ​‍​ ​‍‌‍‌​‌‍​‍‌‍​‌​ ‌‌​ ‍‌​ ​ ‌‍‌​‌‍​ ‌‍‌‍​ ​‌​ ​‌​ ‍‌​‍‌‌​ ​‍​ ​‍​‍‌‌​ ‌‌‌​‌​​‍ ‍‌‍​ ‌‍‍​‌‍‍‌‌‍ ​‌‍‌​‌ ​‍‌‍‌‌‌‍ ‍​‍‌‌​ ‌‌‌​​‍‌‌ ‌‍‍ ‌‍‌‌‌ ‍‌​‍‌‌​ ​ ‌​‌​​‍‌‌​ ​ ‌​‌​​‍‌‌​ ​‍​ ​‍​ ​‍‌‍‌‍​ ‍​​ ​‍‌‍​‍​ ​ ‌‍​ ​ ​‍​ ​‍‌‍‌‍​ ​​​ ‌ ​ ​‌​‍‌‌​ ​‍​ ​‍​‍‌‌​ ‌‌‌​‌​​‍ ‍‌ ‌​‌‍‌‌‌ ‍​‌ ‌​​‍‌‍‌ ​​‌‍‌‌‌ ​‍‌ ​ ‌ ​​‌‍‌‌‌‍​ ‌ ‌​‌‍‍‌‌ ‌‍‌‍‌‌​ ‌‌ ​​‌ ‌‌‌‍​‍‌‍ ​‌‍‍‌‌ ​ ‌‍‍​‌‍‌‌‌‍‌​​‍​‍‌ ‌.​​​​‌ ‍ ​‍​‍‌‍ ‌ ​‍‌‍‍‌‌‍‌ ‌‍‍‌‌‍ ‍​‍​‍​ ‍‍​‍​‍‌ ​ ‌‍​‌‌‍ ‍‌‍‍‌‌ ‌​‌ ‍‌​‍ ‍‌‍‍‌‌‍ ​‍​‍​‍ ​​‍​‍‌‍‍​‌ ​‍‌‍‌‌‌‍‌‍​‍​‍​ ‍‍​‍​‍‌‍‍​‌ ‌​‌ ‌​‌ ​​‌ ​ ​ ‍‍​‍ ​‍ ‌‍​ ‌‍ ‌‌ ​ ​‍ ‍‌‍ ‌‌‍​‌‌‍‍‌‌‍ ‍​‍ ‍​ ​‍​ ​​​ ​‍​ ‌​‌ ​‍‌‍‌‌‌‍‌​‌‍‌‌‌ ​ ‌‍‍‌‌‍‌ ‌‍ ‍​‍ ‍‌ ​‍‌‍‍‌‌ ‌‍‌‍‌‌‌ ​‍‌‍‍ ‌‍‌‌‌‍‌‌‌ ​​‌‍‌‌‌ ​‍​‍ ‍‌‍ ‌ ​‍‌‍‌ ​‍ ‌‍‍‌‌‍ ‍‌ ‌​‌‍‌‌‌‍ ‍‌ ‌​​‍ ‌‍‌‌‌‍‌​‌‍‍‌‌ ‌​​‍ ‌‍ ‌‌‍ ‌‍‌​‌‍‌‌​ ‌‌ ​​‌ ​‍‌‍‌‌‌ ​ ‌‍‌‌‌‍ ‍‌ ‌​‌‍​‌‌ ‌​‌‍‍‌‌‍ ‌‍ ‍​ ‍ ‌‍‍‌‌‍‌​​ ‌‌‍​ ​ ‌ ‌‍​‍​ ​​‌‍‌‍​ ​​​ ‍​‌‍‌‌​‍ ‌‌‍​‌​ ‍‌‌‍‌‌​ ‍​​‍ ‌​ ‌​​ ‍‌​ ‌‍​ ​‍​‍ ‌​ ‍‌​ ‌‌‌‍‌‍‌‍​‌​‍ ‌​ ‍​​ ‌‌​ ​ ​ ‌‍​ ‍‌​ ‌‍​ ‌‌‌‍​‌‌‍‌‌​ ​‍‌‍​‍‌‍​‌​ ‍ ‌ ‌​‌ ‍‌‌ ​​‌‍‌‌​ ‌‌ ‌‍‌‍ ‌‍ ​‌ ‌‌‌‍ ‍‌ ‌​‌‍‌‌‌‍‌‌‌ ​‍‌​‍‌‌ ‌​‌‍‌‌‌‍ ‌​ ‍ ‌ ​​‌‍​‌‌ ‌​‌‍‍​​ ‌‌ ​ ‌‍‍‌‌‍‌​‌‍‌‌‌‍​‍‌‍​‌‌ ​‍​‍ ‍‌‍​ ‌‍ ‌‍ ‍‌ ‌​‌‍‌‌‌‍ ‍‌ ‌​​‍‌‌​ ‌‌‌​​‍‌‌ ‌‍‍ ‌‍‌‌‌ ‍‌​‍‌‌​ ​ ‌​‌​​‍‌‌​ ​ ‌​‌​​‍‌‌​ ​‍​ ​‍‌‍‌​‌‍​‍‌‍​‌​ ‌‌​ ‍‌​ ​ ‌‍‌​‌‍​ ‌‍‌‍​ ​‌​ ​‌​ ‍‌​‍‌‌​ ​‍​ ​‍​‍‌‌​ ‌‌‌​‌​​‍ ‍‌‍​ ‌‍‍​‌‍‍‌‌‍ ​‌‍‌​‌ ​‍‌‍‌‌‌‍ ‍​‍‌‌​ ‌‌‌​​‍‌‌ ‌‍‍ ‌‍‌‌‌ ‍‌​‍‌‌​ ​ ‌​‌​​‍‌‌​ ​ ‌​‌​​‍‌‌​ ​‍​ ​‍‌‍‌‌​ ​‍‌‍‌‌​ ‍​‌‍‌‌​ ‌‌​ ‌‌​ ‌ ‌‍​ ​ ‍‌​ ‌​‌‍‌​​‍‌‌​ ​‍​ ​‍​‍‌‌​ ‌‌‌​‌​​‍ ‍‌ ‌​‌‍‌‌‌ ‍​‌ ‌​​ ‌‍​‍‌‍​‌‌ ​ ‌‍‌‌‌‌‌‌‌ ​‍‌‍ ​​ ‌‌‍‍​‌ ‌​‌ ‌​‌ ​​‌ ​ ​‍‌‌​ ​ ‌​​‌​‍‌‌​ ​‍‌​‌‍​‍‌‌​ ​‍‌​‌‍‌‍​ ‌‍ ‌‌ ​ ​‍ ‍‌‍ ‌‌‍​‌‌‍‍‌‌‍ ‍​‍ ‍​ ​‍​ ​​​ ​‍​ ‌​‌ ​‍‌‍‌‌‌‍‌​‌‍‌‌‌ ​ ‌‍‍‌‌‍‌ ‌‍ ‍​‍ ‍‌ ​‍‌‍‍‌‌ ‌‍‌‍‌‌‌ ​‍‌‍‍ ‌‍‌‌‌‍‌‌‌ ​​‌‍‌‌‌ ​‍​‍ ‍‌‍ ‌ ​‍‌‍‌ ​‍‌‍‌‍‍‌‌‍‌​​ ‌‌‍​ ​ ‌ ‌‍​‍​ ​​‌‍‌‍​ ​​​ ‍​‌‍‌‌​‍ ‌‌‍​‌​ ‍‌‌‍‌‌​ ‍​​‍ ‌​ ‌​​ ‍‌​ ‌‍​ ​‍​‍ ‌​ ‍‌​ ‌‌‌‍‌‍‌‍​‌​‍ ‌​ ‍​​ ‌‌​ ​ ​ ‌‍​ ‍‌​ ‌‍​ ‌‌‌‍​‌‌‍‌‌​ ​‍‌‍​‍‌‍​‌​‍‌‍‌ ‌​‌ ‍‌‌ ​​‌‍‌‌​ ‌‌ ‌‍‌‍ ‌‍ ​‌ ‌‌‌‍ ‍‌ ‌​‌‍‌‌‌‍‌‌‌ ​‍‌​‍‌‌ ‌​‌‍‌‌‌‍ ‌​‍‌‍‌ ​​‌‍​‌‌ ‌​‌‍‍​​ ‌‌ ​ ‌‍‍‌‌‍‌​‌‍‌‌‌‍​‍‌‍​‌‌ ​‍​‍ ‍‌‍​ ‌‍ ‌‍ ‍‌ ‌​‌‍‌‌‌‍ ‍‌ ‌​​‍‌‌​ ‌‌‌​​‍‌‌ ‌‍‍ ‌‍‌‌‌ ‍‌​‍‌‌​ ​ ‌​‌​​‍‌‌​ ​ ‌​‌​​‍‌‌​ ​‍​ ​‍‌‍‌​‌‍​‍‌‍​‌​ ‌‌​ ‍‌​ ​ ‌‍‌​‌‍​ ‌‍‌‍​ ​‌​ ​‌​ ‍‌​‍‌‌​ ​‍​ ​‍​‍‌‌​ ‌‌‌​‌​​‍ ‍‌‍​ ‌‍‍​‌‍‍‌‌‍ ​‌‍‌​‌ ​‍‌‍‌‌‌‍ ‍​‍‌‌​ ‌‌‌​​‍‌‌ ‌‍‍ ‌‍‌‌‌ ‍‌​‍‌‌​ ​ ‌​‌​​‍‌‌​ ​ ‌​‌​​‍‌‌​ ​‍​ ​‍‌‍‌‌​ ​‍‌‍‌‌​ ‍​‌‍‌‌​ ‌‌​ ‌‌​ ‌ ‌‍​ ​ ‍‌​ ‌​‌‍‌​​‍‌‌​ ​‍​ ​‍​‍‌‌​ ‌‌‌​‌​​‍ ‍‌ ‌​‌‍‌‌‌ ‍​‌ ‌​​‍‌‍‌ ​​‌‍‌‌‌ ​‍‌ ​ ‌ ​​‌‍‌‌‌‍​ ‌ ‌​‌‍‍‌‌ ‌‍‌‍‌‌​ ‌‌ ​​‌ ‌‌‌‍​‍‌‍ ​‌‍‍‌‌ ​ ‌‍‍​‌‍‌‌‌‍‌​​‍​‍‌ ‌
Volunteer form​​​​‌ ‍ ​‍​‍‌‍ ‌ ​‍‌‍‍‌‌‍‌ ‌‍‍‌‌‍ ‍​‍​‍​ ‍‍​‍​‍‌ ​ ‌‍​‌‌‍ ‍‌‍‍‌‌ ‌​‌ ‍‌​‍ ‍‌‍‍‌‌‍ ​‍​‍​‍ ​​‍​‍‌‍‍​‌ ​‍‌‍‌‌‌‍‌‍​‍​‍​ ‍‍​‍​‍‌‍‍​‌ ‌​‌ ‌​‌ ​​‌ ​ ​ ‍‍​‍ ​‍ ‌‍​ ‌‍ ‌‌ ​ ​‍ ‍‌‍ ‌‌‍​‌‌‍‍‌‌‍ ‍​‍ ‍​ ​‍​ ​​​ ​‍​ ‌​‌ ​‍‌‍‌‌‌‍‌​‌‍‌‌‌ ​ ‌‍‍‌‌‍‌ ‌‍ ‍​‍ ‍‌ ​‍‌‍‍‌‌ ‌‍‌‍‌‌‌ ​‍‌‍‍ ‌‍‌‌‌‍‌‌‌ ​​‌‍‌‌‌ ​‍​‍ ‍‌‍ ‌ ​‍‌‍‌ ​‍ ‌‍‍‌‌‍ ‍‌ ‌​‌‍‌‌‌‍ ‍‌ ‌​​‍ ‌‍‌‌‌‍‌​‌‍‍‌‌ ‌​​‍ ‌‍ ‌‌‍ ‌‍‌​‌‍‌‌​ ‌‌ ​​‌ ​‍‌‍‌‌‌ ​ ‌‍‌‌‌‍ ‍‌ ‌​‌‍​‌‌ ‌​‌‍‍‌‌‍ ‌‍ ‍​ ‍ ‌‍‍‌‌‍‌​​ ‌‌‍​ ​ ‌ ‌‍​‍​ ​​‌‍‌‍​ ​​​ ‍​‌‍‌‌​‍ ‌‌‍​‌​ ‍‌‌‍‌‌​ ‍​​‍ ‌​ ‌​​ ‍‌​ ‌‍​ ​‍​‍ ‌​ ‍‌​ ‌‌‌‍‌‍‌‍​‌​‍ ‌​ ‍​​ ‌‌​ ​ ​ ‌‍​ ‍‌​ ‌‍​ ‌‌‌‍​‌‌‍‌‌​ ​‍‌‍​‍‌‍​‌​ ‍ ‌ ‌​‌ ‍‌‌ ​​‌‍‌‌​ ‌‌ ‌‍‌‍ ‌‍ ​‌ ‌‌‌‍ ‍‌ ‌​‌‍‌‌‌‍‌‌‌ ​‍‌​‍‌‌ ‌​‌‍‌‌‌‍ ‌​ ‍ ‌ ​​‌‍​‌‌ ‌​‌‍‍​​ ‌‌ ​ ‌‍‍‌‌‍‌​‌‍‌‌‌‍​‍‌‍​‌‌ ​‍​‍ ‍‌‍​‍‌ ‌‌‌ ‌​‌ ‌​‌‍ ‌‍ ‍​ ​‌​‍ ‍‌ ‌​‌‍‌‌‌ ‍​‌ ‌​​ ‌‍​‍‌‍​‌‌ ​ ‌‍‌‌‌‌‌‌‌ ​‍‌‍ ​​ ‌‌‍‍​‌ ‌​‌ ‌​‌ ​​‌ ​ ​‍‌‌​ ​ ‌​​‌​‍‌‌​ ​‍‌​‌‍​‍‌‌​ ​‍‌​‌‍‌‍​ ‌‍ ‌‌ ​ ​‍ ‍‌‍ ‌‌‍​‌‌‍‍‌‌‍ ‍​‍ ‍​ ​‍​ ​​​ ​‍​ ‌​‌ ​‍‌‍‌‌‌‍‌​‌‍‌‌‌ ​ ‌‍‍‌‌‍‌ ‌‍ ‍​‍ ‍‌ ​‍‌‍‍‌‌ ‌‍‌‍‌‌‌ ​‍‌‍‍ ‌‍‌‌‌‍‌‌‌ ​​‌‍‌‌‌ ​‍​‍ ‍‌‍ ‌ ​‍‌‍‌ ​‍‌‍‌‍‍‌‌‍‌​​ ‌‌‍​ ​ ‌ ‌‍​‍​ ​​‌‍‌‍​ ​​​ ‍​‌‍‌‌​‍ ‌‌‍​‌​ ‍‌‌‍‌‌​ ‍​​‍ ‌​ ‌​​ ‍‌​ ‌‍​ ​‍​‍ ‌​ ‍‌​ ‌‌‌‍‌‍‌‍​‌​‍ ‌​ ‍​​ ‌‌​ ​ ​ ‌‍​ ‍‌​ ‌‍​ ‌‌‌‍​‌‌‍‌‌​ ​‍‌‍​‍‌‍​‌​‍‌‍‌ ‌​‌ ‍‌‌ ​​‌‍‌‌​ ‌‌ ‌‍‌‍ ‌‍ ​‌ ‌‌‌‍ ‍‌ ‌​‌‍‌‌‌‍‌‌‌ ​‍‌​‍‌‌ ‌​‌‍‌‌‌‍ ‌​‍‌‍‌ ​​‌‍​‌‌ ‌​‌‍‍​​ ‌‌ ​ ‌‍‍‌‌‍‌​‌‍‌‌‌‍​‍‌‍​‌‌ ​‍​‍ ‍‌‍​‍‌ ‌‌‌ ‌​‌ ‌​‌‍ ‌‍ ‍​ ​‌​‍ ‍‌ ‌​‌‍‌‌‌ ‍​‌ ‌​​‍‌‍‌ ​​‌‍‌‌‌ ​‍‌ ​ ‌ ​​‌‍‌‌‌‍​ ‌ ‌​‌‍‍‌‌ ‌‍‌‍‌‌​ ‌‌ ​​‌ ‌‌‌‍​‍‌‍ ​‌‍‍‌‌ ​ ‌‍‍​‌‍‌‌‌‍‌​​‍​‍‌ ‌